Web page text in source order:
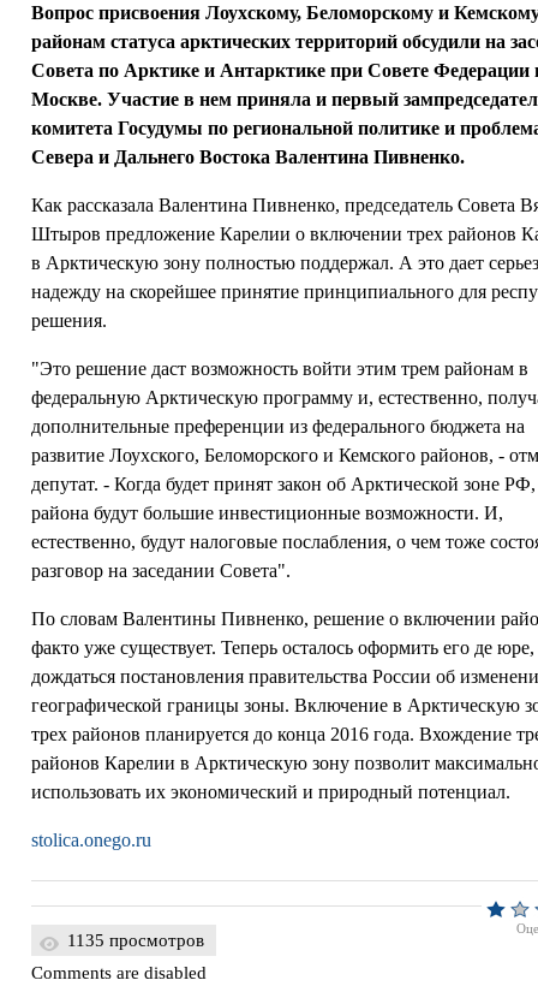
Вопрос присвоения Лоухскому, Беломорскому и
районам статуса арктических территорий обсудили на
Совета по Арктике и Антарктике при Совете Федерации
Москве. Участие в нем приняла и первый
комитета Госудумы по региональной политике и
Севера и Дальнего Востока Валентина Пивненко.
Как рассказала Валентина Пивненко, председатель Совета
Штыров предложение Карелии о включении трех районов
в Арктическую зону полностью поддержал. А это дает
надежду на скорейшее принятие принципиального для
решения.
"Это решение даст возможность войти этим трем районам в
федеральную Арктическую программу и, естественно,
дополнительные преференции из федерального бюджета на
развитие Лоухского, Беломорского и Кемского районов, -
депутат. - Когда будет принят закон об Арктической зоне
района будут большие инвестиционные возможности. И,
естественно, будут налоговые послабления, о чем тоже
разговор на заседании Совета".
По словам Валентины Пивненко, решение о включении
факто уже существует. Теперь осталось оформить его де юре,
дождаться постановления правительства России об
географической границы зоны. Включение в Арктическую
трех районов планируется до конца 2016 года. Вхождение
районов Карелии в Арктическую зону позволит
использовать их экономический и природный потенциал.
stolica.onego.ru
1135 просмотров
Comments are disabled